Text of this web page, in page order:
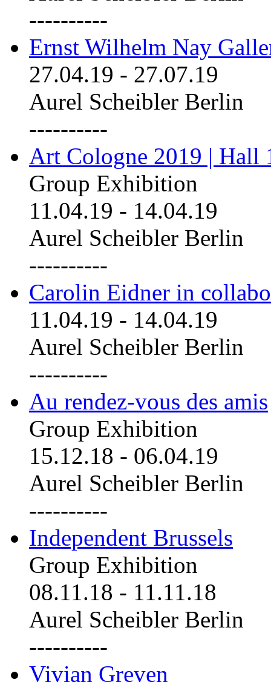
----------
Ernst Wilhelm Nay
27.04.19 - 27.07.19
Aurel Scheibler Berlin
----------
Art Cologne 2019 | Hall
Group Exhibition
11.04.19 - 14.04.19
Aurel Scheibler Berlin
----------
Carolin Eidner in
11.04.19 - 14.04.19
Aurel Scheibler Berlin
----------
Au rendez-vous des amis
Group Exhibition
15.12.18 - 06.04.19
Aurel Scheibler Berlin
----------
Independent Brussels
Group Exhibition
08.11.18 - 11.11.18
Aurel Scheibler Berlin
----------
Vivian Greven